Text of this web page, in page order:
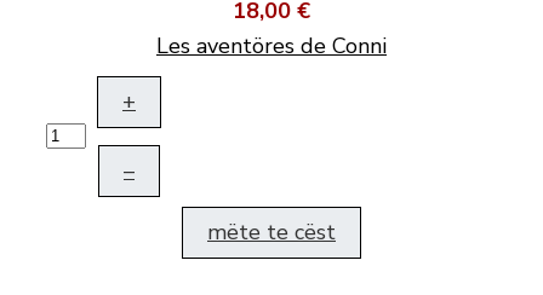
18,00 €
Les aventöres de Conni
+
–
mëte te cëst